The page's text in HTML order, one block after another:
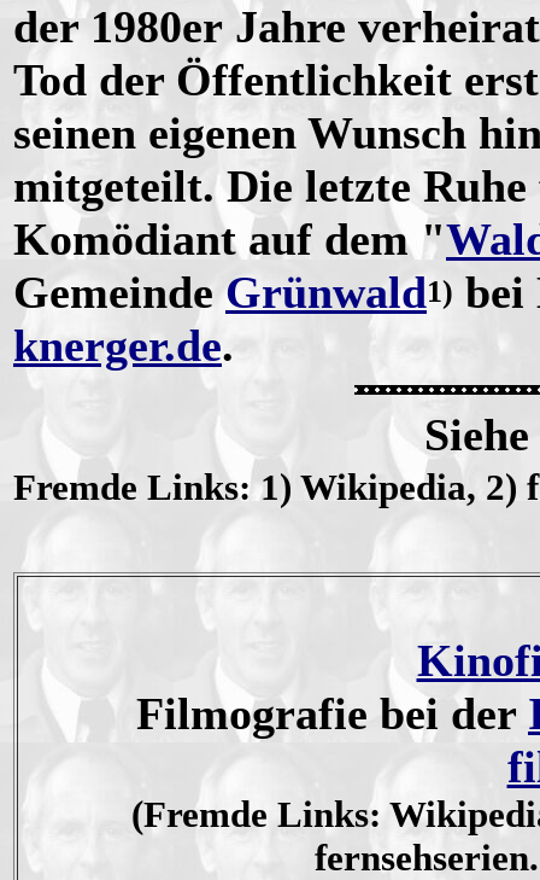
der 1980er Jahre
Tod der Öffentlichkeit
seinen eigenen Wunsch
mitgeteilt. Die letzte
Komödiant auf dem "
Gemeinde Grünwald1) bei
knerger.de.
Fremde Links: 1) Wikipedia, 2)
Filmografie bei der
(Fremde Links: